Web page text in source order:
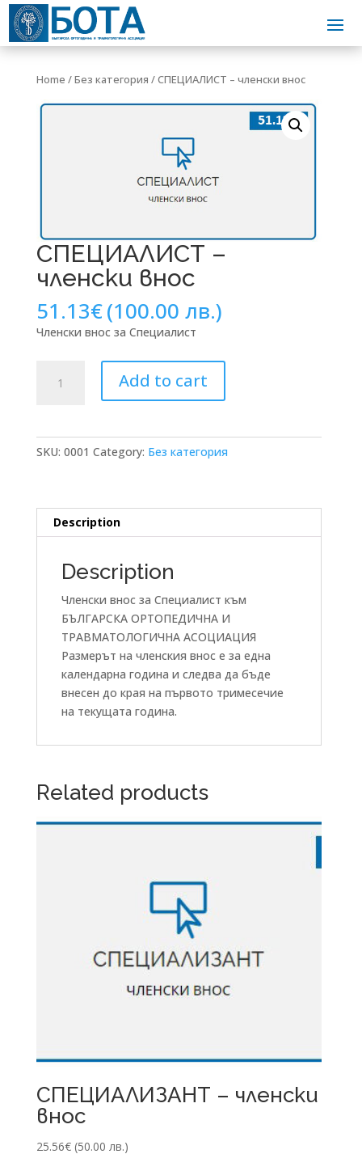
Home /Без категория / СПЕЦИАЛИСТ – членски внос
СПЕЦИАЛИСТ –
членски внос
51.13€(100.00 лв.)
Членски внос за Специалист
Add to cart
SKU: 0001 Category: Без категория
Description
Description
Членски внос за Специалист към
БЪЛГАРСКА ОРТОПЕДИЧНА И
ТРАВМАТОЛОГИЧНА АСОЦИАЦИЯ
Размерът на членския внос е за една
календарна година и следва да бъде
внесен до края на първото тримесечие
на текущата година.
Related products
СПЕЦИАЛИЗАНТ – членски
внос
25.56€ (50.00 лв.)